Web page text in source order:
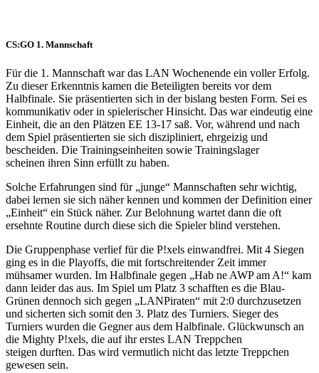
CS:GO 1. Mannschaft
Für die 1. Mannschaft war das LAN Wochenende ein voller Erfolg.
Zu dieser Erkenntnis kamen die Beteiligten bereits vor dem
Halbfinale. Sie präsentierten sich in der bislang besten Form. Sei es
kommunikativ oder in spielerischer Hinsicht. Das war eindeutig eine
Einheit, die an den Plätzen EE 13-17 saß. Vor, während und nach
dem Spiel präsentierten sie sich diszipliniert, ehrgeizig und
bescheiden. Die Trainingseinheiten sowie Trainingslager
scheinen ihren Sinn erfüllt zu haben.
Solche Erfahrungen sind für „junge“ Mannschaften sehr wichtig,
dabei lernen sie sich näher kennen und kommen der Definition einer
„Einheit“ ein Stück näher. Zur Belohnung wartet dann die oft
ersehnte Routine durch diese sich die Spieler blind verstehen.
Die Gruppenphase verlief für die P!xels einwandfrei. Mit 4 Siegen
ging es in die Playoffs, die mit fortschreitender Zeit immer
mühsamer wurden. Im Halbfinale gegen „Hab ne AWP am A!“ kam
dann leider das aus. Im Spiel um Platz 3 schafften es die Blau-
Grünen dennoch sich gegen „LANPiraten“ mit 2:0 durchzusetzen
und sicherten sich somit den 3. Platz des Turniers. Sieger des
Turniers wurden die Gegner aus dem Halbfinale. Glückwunsch an
die Mighty P!xels, die auf ihr erstes LAN Treppchen
steigen durften. Das wird vermutlich nicht das letzte Treppchen
gewesen sein.